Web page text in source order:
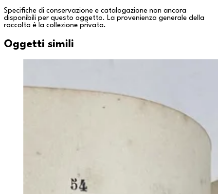
Specifiche di conservazione e catalogazione non ancora
disponibili per questo oggetto. La provenienza generale della
raccolta è la collezione privata.
Oggetti simili